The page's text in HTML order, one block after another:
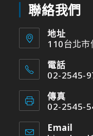
聯絡我們
地址
110台北
電話
02-2545-
傳真
02-2545-
Email